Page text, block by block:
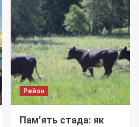
Район
Пам’ять стада: як